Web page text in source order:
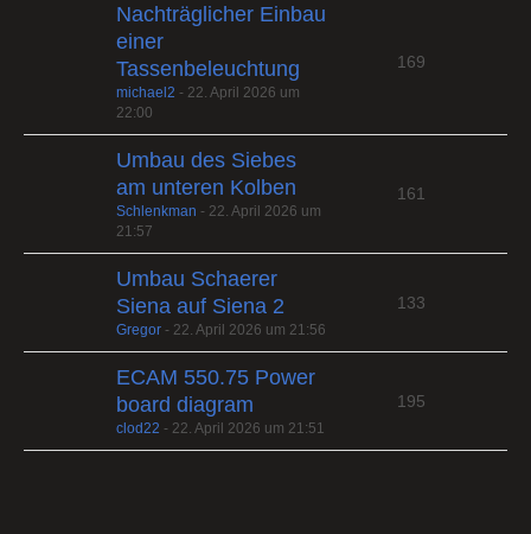
Nachträglicher Einbau
einer
Tassenbeleuchtung
michael2 - 22. April 2026 um
22:00
169
Umbau des Siebes
am unteren Kolben
Schlenkman - 22. April 2026 um
21:57
161
Umbau Schaerer
Siena auf Siena 2
Gregor - 22. April 2026 um 21:56
133
ECAM 550.75 Power
board diagram
clod22 - 22. April 2026 um 21:51
195